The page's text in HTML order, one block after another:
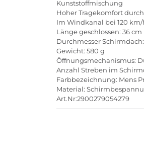
Kunststoffmischung
Hoher Tragekomfort
Im Windkanal bei 120
Länge geschlossen: 36 cm
Durchmesser Schirmdach:
Gewicht: 580 g
Öffnungsmechanismus:
Anzahl Streben im
Farbbezeichnung: Mens
Material:
Art.Nr:2900279054279